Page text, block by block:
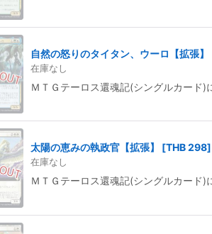
自然の怒りのタイタン、ウーロ【拡張】
在庫なし
ＭＴＧテーロス還魂記(シングルカード)
太陽の恵みの執政官【拡張】 [THB 298]
在庫なし
ＭＴＧテーロス還魂記(シングルカード)